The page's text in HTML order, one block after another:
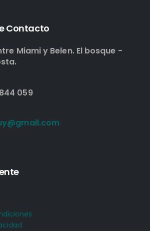
Contacto
Miami y Belen. El bosque -
059